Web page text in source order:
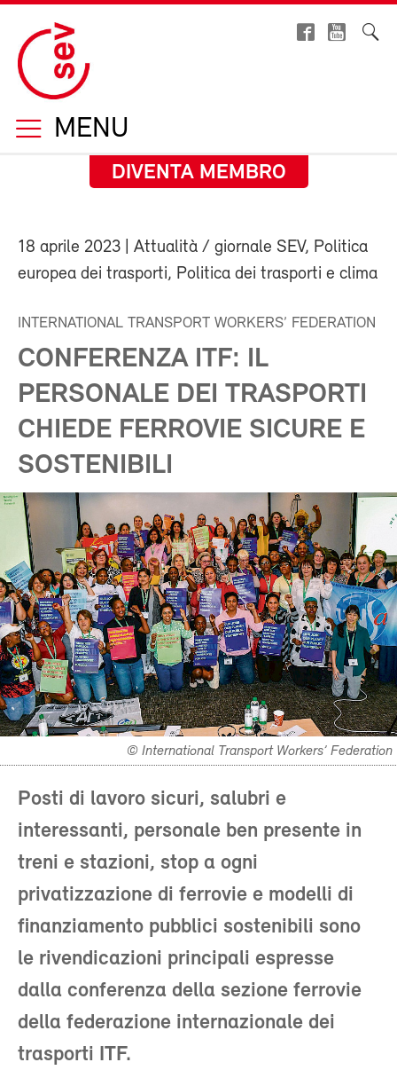
MENU
DIVENTA MEMBRO
18 aprile 2023 | Attualità / giornale SEV, Politica
europea dei trasporti, Politica dei trasporti e clima
INTERNATIONAL TRANSPORT WORKERS’ FEDERATION
CONFERENZA ITF: IL
PERSONALE DEI TRASPORTI
CHIEDE FERROVIE SICURE E
SOSTENIBILI
© International Transport Workers’ Federation
Posti di lavoro sicuri, salubri e
interessanti, personale ben presente in
treni e stazioni, stop a ogni
privatizzazione di ferrovie e modelli di
finanziamento pubblici sostenibili sono
le rivendicazioni principali espresse
dalla conferenza della sezione ferrovie
della federazione internazionale dei
trasporti ITF.